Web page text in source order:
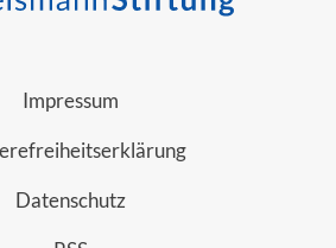
Impressum
Datenschutz